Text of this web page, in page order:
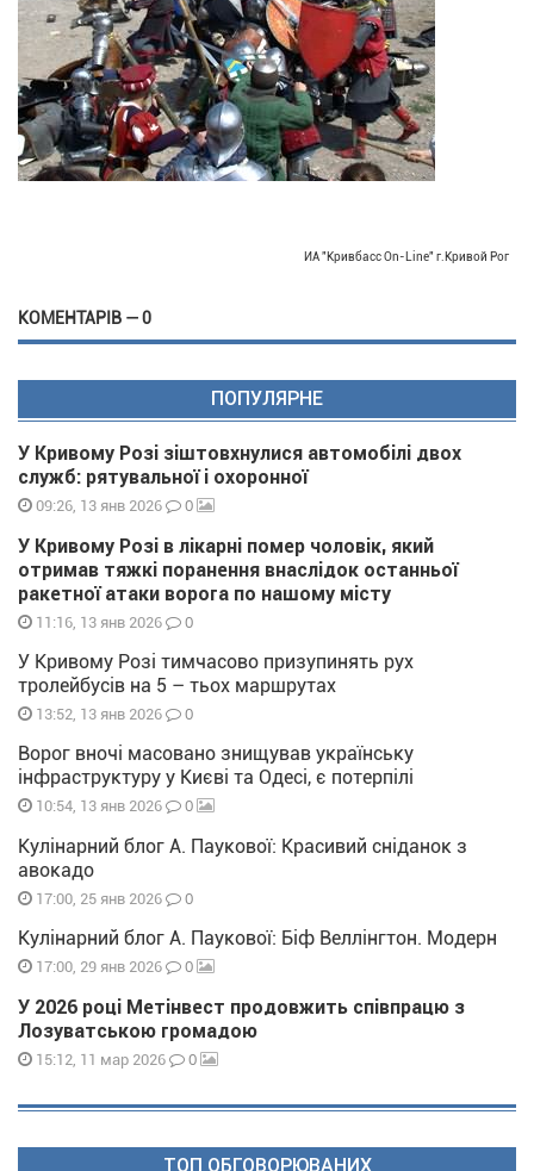
ИА "Кривбасс On-Line" г.Кривой Рог
КОМЕНТАРІВ — 0
ПОПУЛЯРНЕ
У Кривому Розі зіштовхнулися автомобілі двох
служб: рятувальної і охоронної
09:26, 13 янв 2026 0
У Кривому Розі в лікарні помер чоловік, який
отримав тяжкі поранення внаслідок останньої
ракетної атаки ворога по нашому місту
11:16, 13 янв 2026 0
У Кривому Розі тимчасово призупинять рух
тролейбусів на 5 – тьох маршрутах
13:52, 13 янв 2026 0
Ворог вночі масовано знищував українську
інфраструктуру у Києві та Одесі, є потерпілі
10:54, 13 янв 2026 0
Кулінарний блог А. Паукової: Красивий сніданок з
авокадо
17:00, 25 янв 2026 0
Кулінарний блог А. Паукової: Біф Веллінгтон. Модерн
17:00, 29 янв 2026 0
У 2026 році Метінвест продовжить співпрацю з
Лозуватською громадою
15:12, 11 мар 2026 0
ТОП ОБГОВОРЮВАНИХ